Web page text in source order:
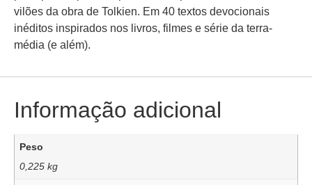
vilões da obra de Tolkien. Em 40 textos devocionais
inéditos inspirados nos livros, filmes e série da terra-
média (e além).
Informação adicional
Peso
0,225 kg